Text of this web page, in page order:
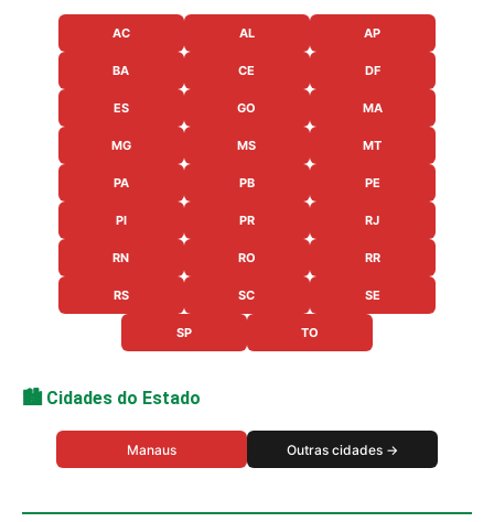
AC AL AP
BA CE DF
ES GO MA
MG MS MT
PA PB PE
PI PR RJ
RN RO RR
RS SC SE
SP TO
🏙️ Cidades do Estado
Manaus Outras cidades →